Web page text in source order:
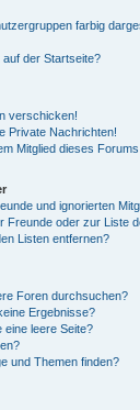
farbig
auf der Startseite?
verschicken!
Private Nachrichten!
Mitglied dieses
und ignorierten
Freunde oder zur Liste
Listen entfernen?
Foren durchsuchen?
Ergebnisse?
eine leere Seite?
und Themen finden?